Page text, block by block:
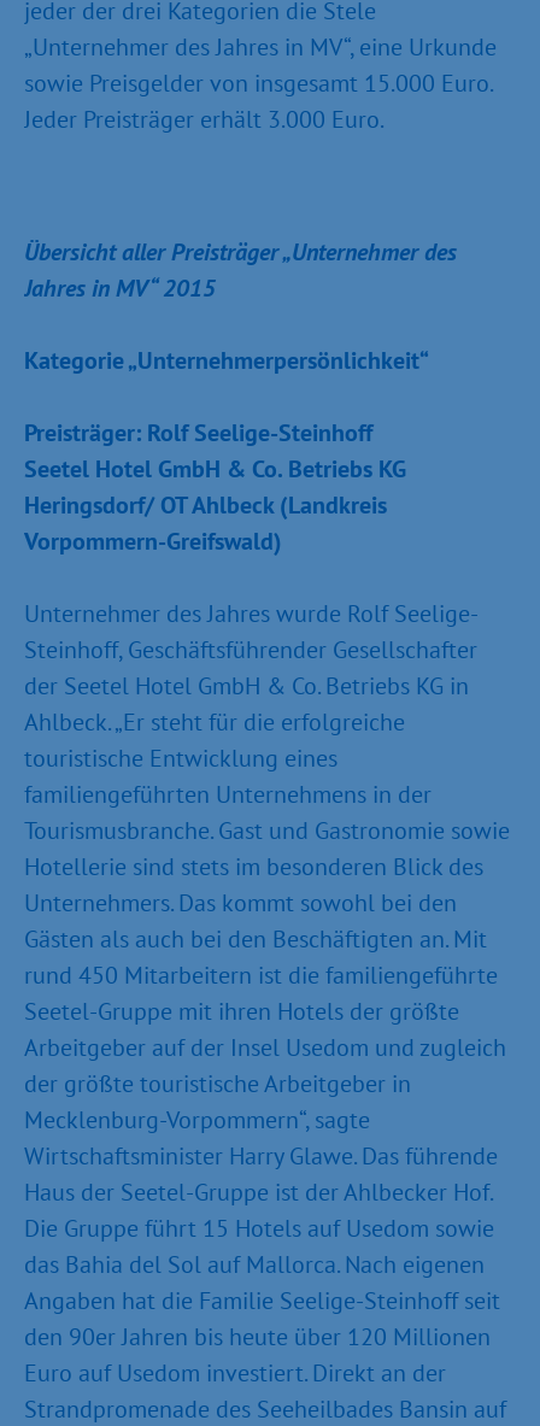
jeder der drei Kategorien die Stele
„Unternehmer des Jahres in MV“, eine Urkunde
sowie Preisgelder von insgesamt 15.000 Euro.
Jeder Preisträger erhält 3.000 Euro.
Übersicht aller Preisträger „Unternehmer des
Jahres in MV“ 2015
Kategorie „Unternehmerpersönlichkeit“
Preisträger: Rolf Seelige-Steinhoff
Seetel Hotel GmbH & Co. Betriebs KG
Heringsdorf/ OT Ahlbeck (Landkreis
Vorpommern-Greifswald)
Unternehmer des Jahres wurde Rolf Seelige-
Steinhoff, Geschäftsführender Gesellschafter
der Seetel Hotel GmbH & Co. Betriebs KG in
Ahlbeck. „Er steht für die erfolgreiche
touristische Entwicklung eines
familiengeführten Unternehmens in der
Tourismusbranche. Gast und Gastronomie sowie
Hotellerie sind stets im besonderen Blick des
Unternehmers. Das kommt sowohl bei den
Gästen als auch bei den Beschäftigten an. Mit
rund 450 Mitarbeitern ist die familiengeführte
Seetel-Gruppe mit ihren Hotels der größte
Arbeitgeber auf der Insel Usedom und zugleich
der größte touristische Arbeitgeber in
Mecklenburg-Vorpommern“, sagte
Wirtschaftsminister Harry Glawe. Das führende
Haus der Seetel-Gruppe ist der Ahlbecker Hof.
Die Gruppe führt 15 Hotels auf Usedom sowie
das Bahia del Sol auf Mallorca. Nach eigenen
Angaben hat die Familie Seelige-Steinhoff seit
den 90er Jahren bis heute über 120 Millionen
Euro auf Usedom investiert. Direkt an der
Strandpromenade des Seeheilbades Bansin auf